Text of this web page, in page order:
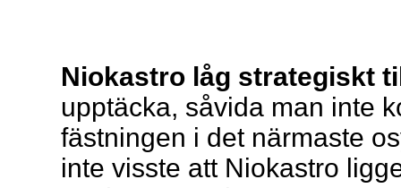
Niokastro låg strategiskt
upptäcka, såvida man inte
fästningen i det närmaste
inte visste att Niokastro